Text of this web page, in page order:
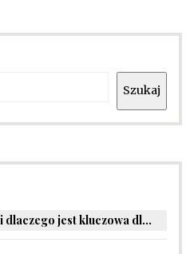
Szukaj
Czym jest rehabilitacja i dlaczego jest kluczowa dla powrotu do zdrowia?